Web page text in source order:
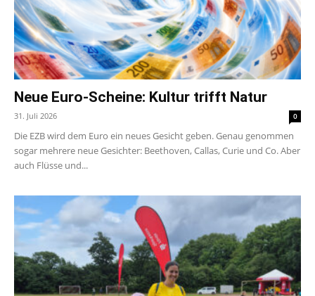
Neue Euro-Scheine: Kultur trifft Natur
31. Juli 2026 0
Die EZB wird dem Euro ein neues Gesicht geben. Genau genommen
sogar mehrere neue Gesichter: Beethoven, Callas, Curie und Co. Aber
auch Flüsse und...